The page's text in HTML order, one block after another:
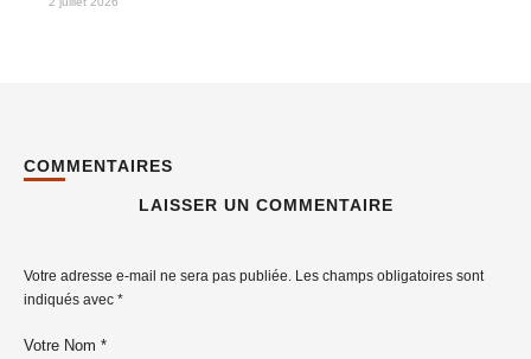
COMMENTAIRES
LAISSER UN COMMENTAIRE
Votre adresse e-mail ne sera pas publiée. Les champs obligatoires sont
indiqués avec *
Votre Nom *